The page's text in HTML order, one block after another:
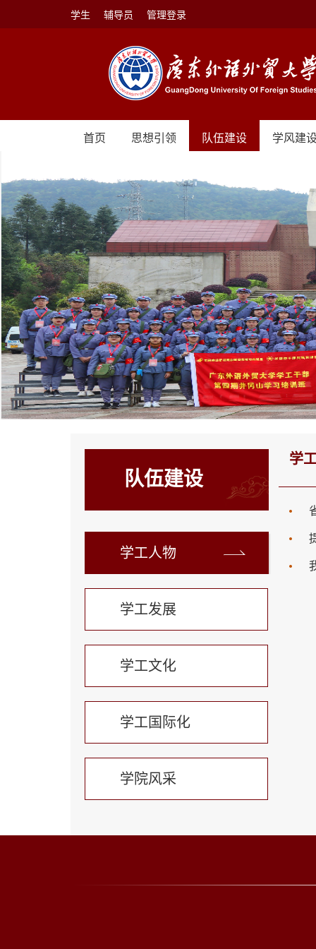
学生 辅导员 管理登录
首页 思想引领 队伍建设 学风建
队伍建设
学工人物
学工发展
学工文化
学工国际化
学院风采
学